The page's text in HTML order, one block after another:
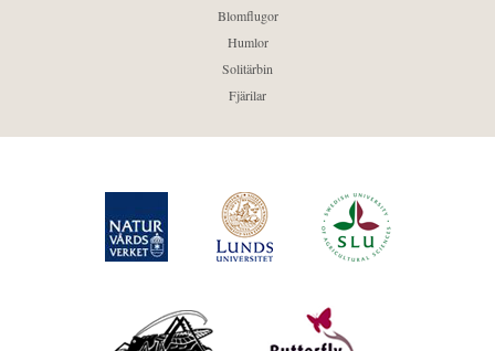
Blomflugor
Humlor
Solitärbin
Fjärilar